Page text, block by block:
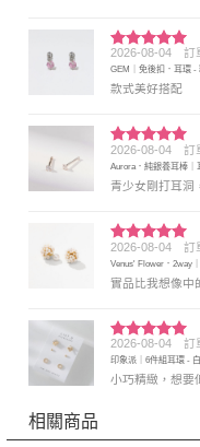
評分5 滿
分 5
2026-08-04 訂
GEM｜免後扣．耳環 -
款式美好搭配
評分5 滿
分 5
2026-08-04 訂
Aurora．純銀養耳棒｜
青少女剛打耳洞
評分5 滿
分 5
2026-08-04 訂
Venus' Flower．2way
實品比我想像中
評分5 滿
分 5
2026-08-04 訂
印象派｜6件組耳環 -
小巧精緻，想要
相關商品